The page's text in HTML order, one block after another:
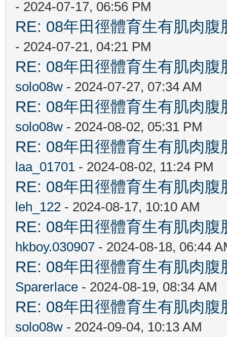
- 2024-07-17, 06:56 PM
RE: 08年田徑體育生有肌肉
- 2024-07-21, 04:21 PM
RE: 08年田徑體育生有肌肉
solo08w - 2024-07-27, 07:34 AM
RE: 08年田徑體育生有肌肉
solo08w - 2024-08-02, 05:31 PM
RE: 08年田徑體育生有肌肉
laa_01701 - 2024-08-02, 11:24 PM
RE: 08年田徑體育生有肌肉
leh_122 - 2024-08-17, 10:10 AM
RE: 08年田徑體育生有肌肉
hkboy.030907 - 2024-08-18, 06:44
RE: 08年田徑體育生有肌肉
Sparerlace - 2024-08-19, 08:34 AM
RE: 08年田徑體育生有肌肉
solo08w - 2024-09-04, 10:13 AM